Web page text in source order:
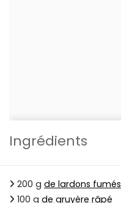
Ingrédients
200 g de lardons fumés
100 g de gruyère râpé